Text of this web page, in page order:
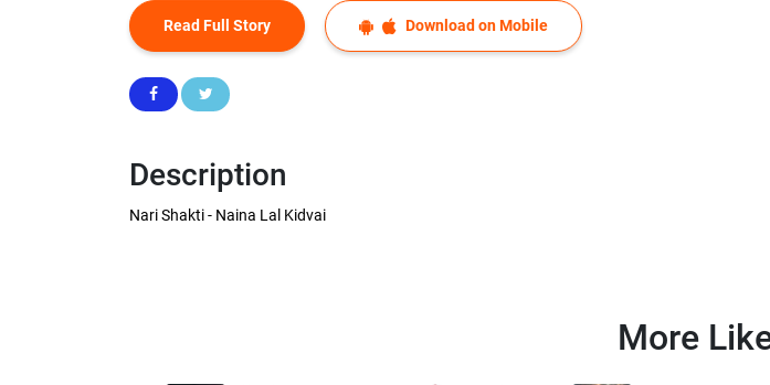
Read Full Story Download on Mobile
Description
Nari Shakti - Naina Lal Kidvai
More